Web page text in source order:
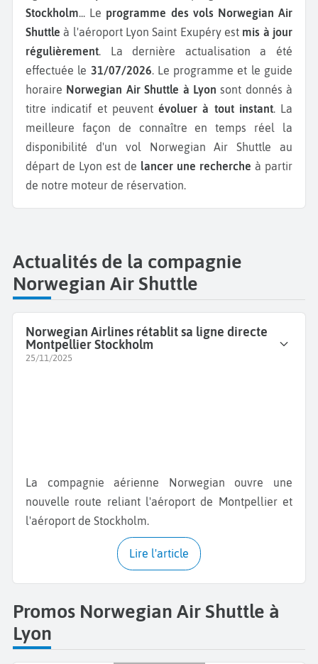
Stockholm... Le programme des vols Norwegian Air
Shuttle à l'aéroport Lyon Saint Exupéry est mis à jour
régulièrement. La dernière actualisation a été
effectuée le 31/07/2026. Le programme et le guide
horaire Norwegian Air Shuttle à Lyon sont donnés à
titre indicatif et peuvent évoluer à tout instant. La
meilleure façon de connaître en temps réel la
disponibilité d'un vol Norwegian Air Shuttle au
départ de Lyon est de lancer une recherche à partir
de notre moteur de réservation.
Actualités de la compagnie
Norwegian Air Shuttle
Norwegian Airlines rétablit sa ligne directe
Montpellier Stockholm
25/11/2025
La compagnie aérienne Norwegian ouvre une
nouvelle route reliant l'aéroport de Montpellier et
l'aéroport de Stockholm.
Lire l'article
Promos Norwegian Air Shuttle à
Lyon